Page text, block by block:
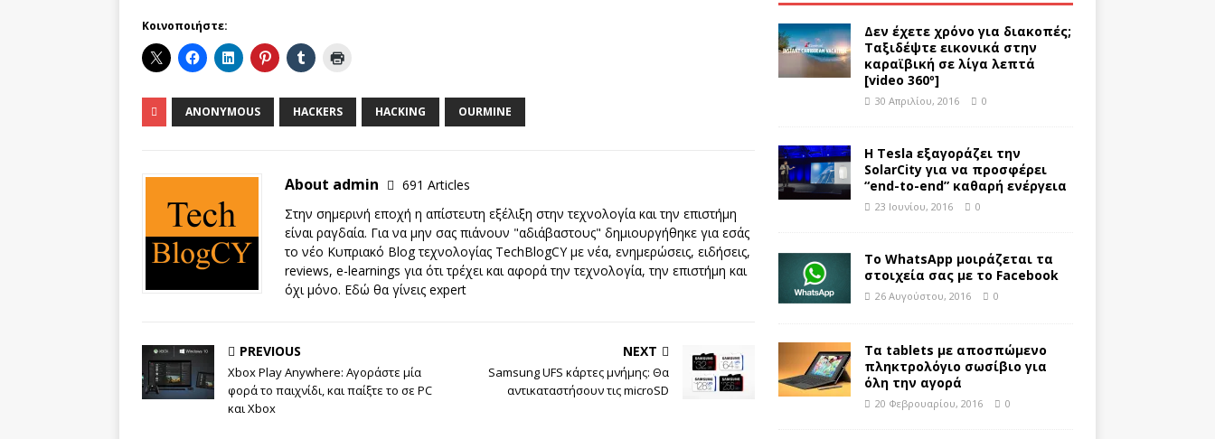
Κοινοποιήστε:
ANONYMOUS HACKERS HACKING OURMINE
About admin
691 Articles
Στην σημερινή εποχή η απίστευτη εξέλιξη στην τεχνολογία και την επιστήμη
είναι ραγδαία. Για να μην σας πιάνουν "αδιάβαστους" δημιουργήθηκε για εσάς
το νέο Κυπριακό Blog τεχνολογίας TechBlogCY με νέα, ενημερώσεις, ειδήσεις,
reviews, e-learnings για ότι τρέχει και αφορά την τεχνολογία, την επιστήμη και
όχι μόνο. Εδώ θα γίνεις expert
PREVIOUS
Xbox Play Anywhere: Αγοράστε μία
φορά το παιχνίδι, και παίξτε το σε PC
και Xbox
NEXT
Samsung UFS κάρτες μνήμης: Θα
αντικαταστήσουν τις microSD
Δεν έχετε χρόνο για διακοπές;
Ταξιδέψτε εικονικά στην
καραϊβική σε λίγα λεπτά
[video 360º]
30 Απριλίου, 2016 0
Η Tesla εξαγοράζει την
SolarCity για να προσφέρει
“end-to-end” καθαρή ενέργεια
23 Ιουνίου, 2016 0
Το WhatsApp μοιράζεται τα
στοιχεία σας με το Facebook
26 Αυγούστου, 2016 0
Τα tablets με αποσπώμενο
πληκτρολόγιο σωσίβιο για
όλη την αγορά
20 Φεβρουαρίου, 2016 0